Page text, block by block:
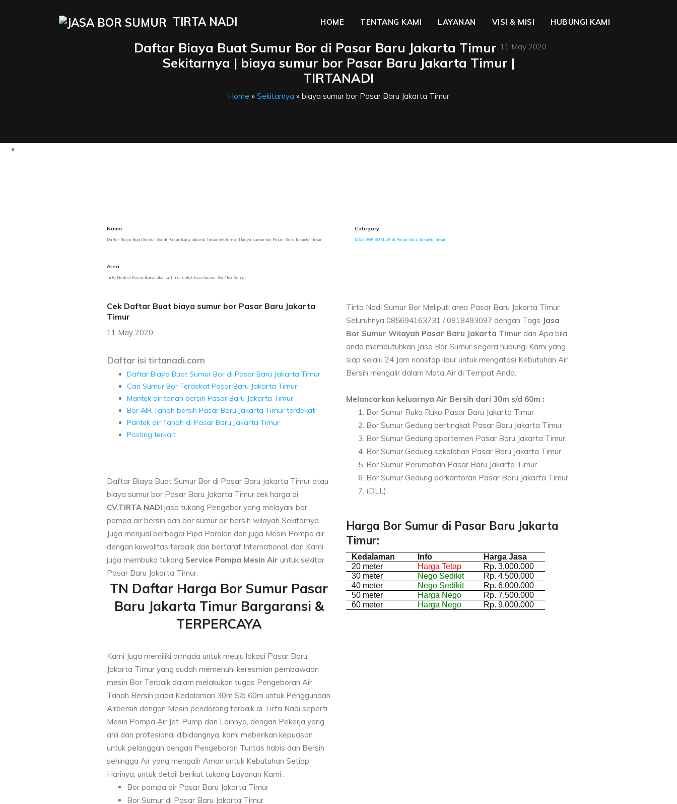
TIRTA NADI HOME TENTANG KAMI LAYANAN VISI & MISI HUBUNGI KAMI
11 May 2020
Daftar Biaya Buat Sumur Bor di Pasar Baru Jakarta Timur
Sekitarnya | biaya sumur bor Pasar Baru Jakarta Timur |
TIRTANADI
Home » Sekitarnya » biaya sumur bor Pasar Baru Jakarta Timur
Name
Daftar Biaya Buat Sumur Bor di Pasar Baru Jakarta Timur Sekitarnya | biaya sumur bor Pasar Baru Jakarta Timur
Category
JASA BOR SUMUR di Pasar Baru Jakarta Timur
Area
Tirta Nadi di Pasar Baru Jakarta Timur untuk Jasa Sumur Bor / Bor Sumur
Cek Daftar Buat biaya sumur bor Pasar Baru Jakarta
Timur
11 May 2020
Daftar isi tirtanadi.com
Daftar Biaya Buat Sumur Bor di Pasar Baru Jakarta Timur
Cari Sumur Bor Terdekat Pasar Baru Jakarta Timur
Mantek air tanah bersih Pasar Baru Jakarta Timur
Bor AIR Tanah bersih Pasar Baru Jakarta Timur terdekat
Pantek air Tanah di Pasar Baru Jakarta Timur
Posting terkait:
Daftar Biaya Buat Sumur Bor di Pasar Baru Jakarta Timur atau
biaya sumur bor Pasar Baru Jakarta Timur cek harga di
CV.TIRTA NADI jasa tukang Pengebor yang melayani bor
pompa air bersih dan bor sumur air bersih wilayah Sekitarnya.
Juga menjual berbagai Pipa Paralon dan juga Mesin Pompa air
dengan kuwalitas terbaik dan bertaraf International, dan Kami
juga membuka tukang Service Pompa Mesin Air untuk sekitar
Pasar Baru Jakarta Timur.
TN Daftar Harga Bor Sumur Pasar
Baru Jakarta Timur Bargaransi &
TERPERCAYA
Kami Juga memiliki armada untuk meuju lokasi Pasar Baru
Jakarta Timur yang sudah memenuhi keresmian pembawaan
mesin Bor Terbaik dalam melakukan tugas Pengeboran Air
Tanah Bersih pada Kedalaman 30m S/d 60m untuk Penggunaan
Airbersih dengan Mesin pendorong terbaik di Tirta Nadi seperti
Mesin Pompa Air Jet-Pump dan Lainnya, dengan Pekerja yang
ahli dan profesional dibidangnya, kami meberikan kepuasan
untuk pelanggan dengan Pengeboran Tuntas habis dan Bersih
sehingga Air yang mengalir Aman untuk Kebutuhan Setiap
Harinya, untuk detail berikut tukang Layanan Kami :
Bor pompa air Pasar Baru Jakarta Timur
Bor Sumur di Pasar Baru Jakarta Timur
Tirta Nadi Sumur Bor Meliputi area Pasar Baru Jakarta Timur
Seluruhnya 085694163731 / 0818493097 dengan Tags Jasa
Bor Sumur Wilayah Pasar Baru Jakarta Timur dan Apa bila
anda membutuhkan Jasa Bor Sumur segera hubungi Kami yang
siap selalu 24 Jam nonstop libur untuk mengatasi Kebutuhan Air
Bersih mengalir dalam Mata Air di Tempat Anda.
Melancarkan keluarnya Air Bersih dari 30m s/d 60m :
Bor Sumur Ruko Ruko Pasar Baru Jakarta Timur
Bor Sumur Gedung bertingkat Pasar Baru Jakarta Timur
Bor Sumur Gedung apartemen Pasar Baru Jakarta Timur
Bor Sumur Gedung sekolahan Pasar Baru Jakarta Timur
Bor Sumur Perumahan Pasar Baru Jakarta Timur
Bor Sumur Gedung perkantoran Pasar Baru Jakarta Timur
(DLL)
Harga Bor Sumur di Pasar Baru Jakarta
Timur:
Kedalaman Info
Harga Jasa
20 meter
Harga Tetap
Rp. 3.000.000
30 meter
Nego Sedikit
Rp. 4.500.000
40 meter
Nego Sedikit
Rp. 6.000.000
50 meter
Harga Nego
Rp. 7.500.000
60 meter
Harga Nego Rp. 9.000.000